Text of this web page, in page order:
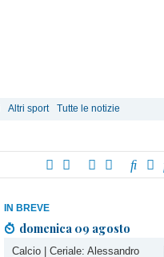
Altri sport
Tutte le notizie
IN BREVE
domenica 09 agosto
Calcio | Ceriale: Alessandro